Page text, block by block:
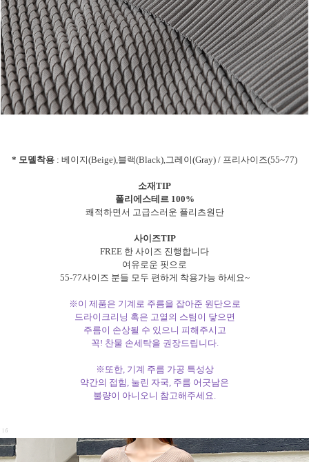
* 모델착용 : 베이지(Beige),블랙(Black),그레이(Gray) / 프리사이즈(55~77)
소재TIP
폴리에스테르 100%
쾌적하면서 고급스러운 플리츠원단
사이즈TIP
FREE 한 사이즈 진행합니다
여유로운 핏으로
55-77사이즈 분들 모두 편하게 착용가능 하세요~
※이 제품은 기계로 주름을 잡아준 원단으로
드라이크리닝 혹은 고열의 스팀이 닿으면
주름이 손상될 수 있으니 피해주시고
꼭! 찬물 손세탁을 권장드립니다.
※또한, 기계 주름 가공 특성상
약간의 접힘, 눌린 자국, 주름 어긋남은
불량이 아니오니 참고해주세요.